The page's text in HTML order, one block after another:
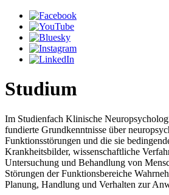
Studium
Im Studienfach Klinische
fundierte Grundkenntnisse über
Funktionsstörungen und die sie
Krankheitsbilder, wissenschaftliche
Untersuchung und Behandlung von
Störungen der Funktionsbereiche
Planung, Handlung und Verhalten zur